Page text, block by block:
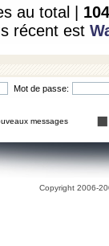
au total | 104
récent est
Mot de passe:
messages
Copyright 2006-